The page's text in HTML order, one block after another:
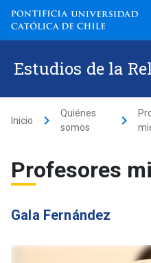
Estudios de la
Inicio keyboard_arrow_right
Quiénes
somos
keyboard_arrow_right
Profesores
Gala Fernández